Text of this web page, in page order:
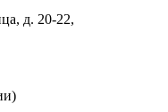
д. 20-22,
)